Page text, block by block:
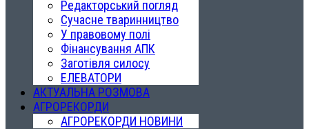
Редакторський погляд
Сучасне тваринництво
У правовому полі
Фінансування АПК
Заготівля силосу
ЕЛЕВАТОРИ
АКТУАЛЬНА РОЗМОВА
АГРОРЕКОРДИ
АГРОРЕКОРДИ НОВИНИ